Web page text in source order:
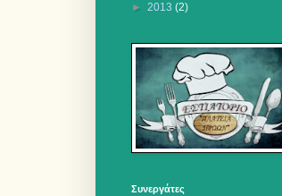
► 2013 (2)
Συνεργάτες